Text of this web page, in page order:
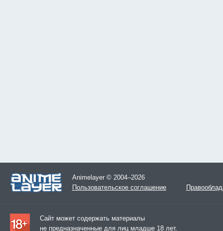
Animelayer © 2004–2026
Пользовательское соглашение
Сайт может содержать материалы
не предназначенные для лиц младше 18 лет.